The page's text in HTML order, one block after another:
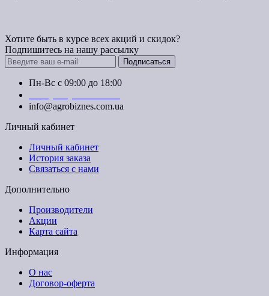
Хотите быть в курсе всех акций и скидок?
Подпишитесь на нашу рассылку
Подписаться
Пн-Вс с 09:00 до 18:00
info@agrobiznes.com.ua
Личный кабинет
Личный кабинет
История заказа
Связаться с нами
Дополнительно
Производители
Акции
Карта сайта
Информация
О нас
Договор-оферта